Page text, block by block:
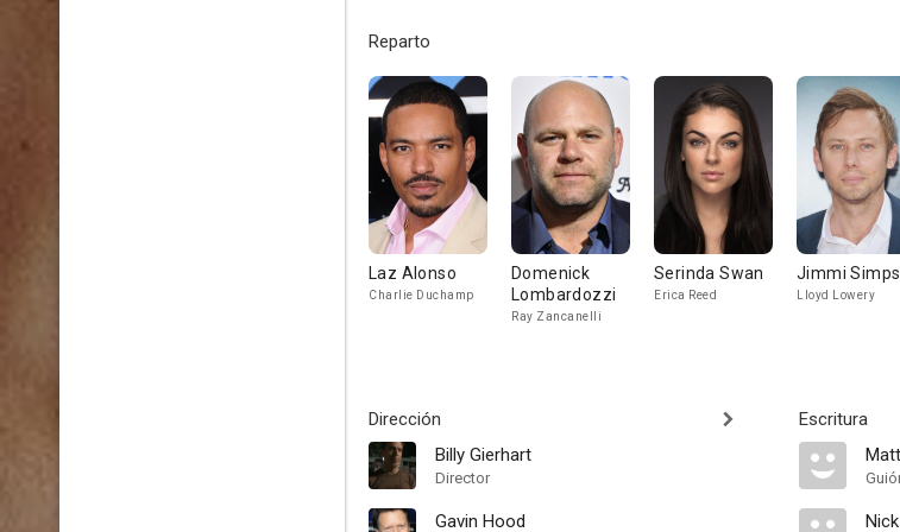
Reparto
Laz Alonso
Charlie Duchamp
Domenick
Lombardozzi
Ray Zancanelli
Serinda Swan
Erica Reed
Jimmi
Lloyd Lowery
Dirección
Billy Gierhart
Director
Gavin Hood
Escritura